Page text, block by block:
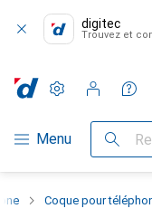
digitec
Trouvez et
Navigation par
Menu
Paramètres
Compte client
Listes de
Listes d'envies
Panier
Coque pour